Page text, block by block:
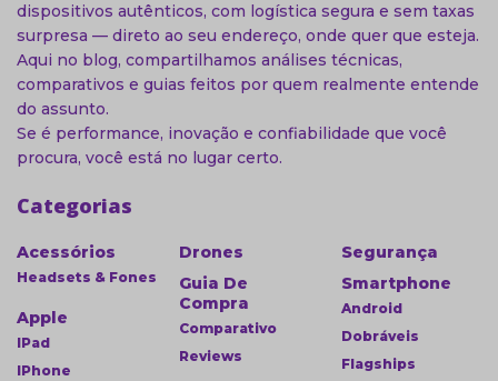
dispositivos autênticos, com logística segura e sem taxas
surpresa — direto ao seu endereço, onde quer que esteja.
Aqui no blog, compartilhamos análises técnicas,
comparativos e guias feitos por quem realmente entende
do assunto.
Se é performance, inovação e confiabilidade que você
procura, você está no lugar certo.
Categorias
Acessórios
Headsets & Fones
Apple
IPad
IPhone
Drones
Guia De
Compra
Comparativo
Reviews
Segurança
Smartphone
Android
Dobráveis
Flagships